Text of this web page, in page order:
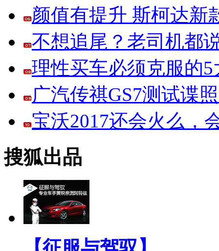
颜值有提升 斯柯达新
不想追尾？老司机都
理性买车必须克服的5
广汽传祺GS7测试谍
宝沃2017还会火么，
搜狐出品